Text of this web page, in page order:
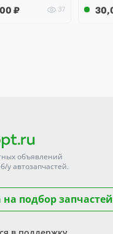
₽ 37
объявлений
б/уавтозапчастей.
на подбор запчастей